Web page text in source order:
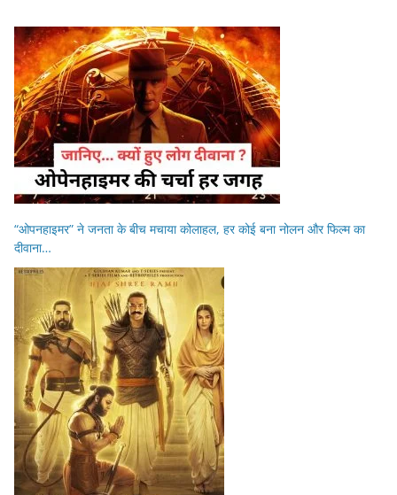
“ओपनहाइमर” ने जनता के बीच मचाया कोलाहल, हर कोई बना नोलन और फिल्म का
दीवाना…